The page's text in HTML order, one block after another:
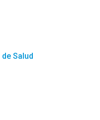
Salud